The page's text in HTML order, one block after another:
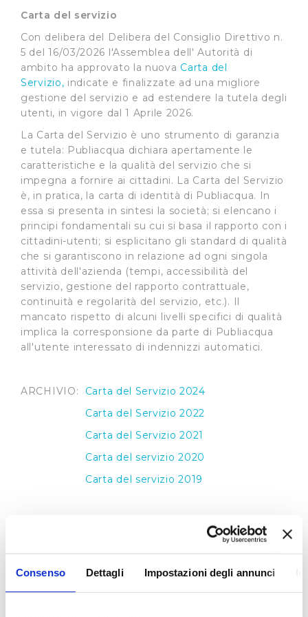
Consenso Dettagli Impostazioni degli annunci
Carta del servizio
Con delibera del Delibera del Consiglio Direttivo n.
5 del 16/03/2026 l'Assemblea dell' Autorità di
ambito ha approvato la nuova Carta del
Servizio, indicate e finalizzate ad una migliore
gestione del servizio e ad estendere la tutela degli
utenti, in vigore dal 1 Aprile 2026.
La Carta del Servizio è uno strumento di garanzia
e tutela: Publiacqua dichiara apertamente le
caratteristiche e la qualità del servizio che si
impegna a fornire ai cittadini. La Carta del Servizio
è, in pratica, la carta di identità di Publiacqua. In
essa si presenta in sintesi la società; si elencano i
principi fondamentali su cui si basa il rapporto con i
cittadini-utenti; si esplicitano gli standard di qualità
che si garantiscono in relazione ad ogni singola
attività dell'azienda (tempi, accessibilità del
servizio, gestione del rapporto contrattuale,
continuità e regolarità del servizio, etc.). Il
mancato rispetto di alcuni livelli specifici di qualità
implica la corresponsione da parte di Publiacqua
all'utente interessato di indennizzi automatici.
ARCHIVIO: Carta del Servizio 2024
Carta del Servizio 2022
Carta del Servizio 2021
Carta del servizio 2020
Carta del servizio 2019
Regolamento del Servizio Idrico Integrato
Il
Regolamento del Servizio Idrico Integrato
applicato da Publiacqua, recepisce le direttive